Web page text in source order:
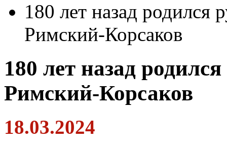
180 лет назад родился
Римский-Корсаков
180 лет назад
Римский-Корсаков
18.03.2024